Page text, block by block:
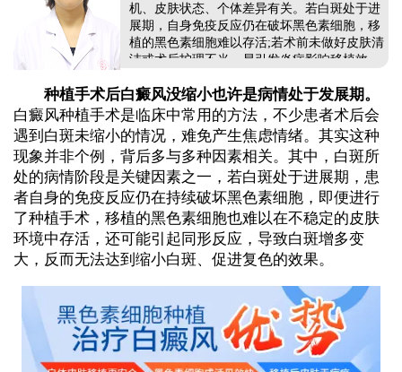
机、皮肤状态、个体差异有关。若白斑处于进
展期，自身免疫反应仍在破坏黑色素细胞，移
植的黑色素细胞难以存活;若术前未做好皮肤清
洁或术后护理不当，易引发炎症影响移植效
不是一蹴而就的，而是循序渐进的好转，需要
耐心等待修复。建议患者及时前往医院就诊，
评估疗效，为后续的治疗、护理指明方向。...
种植手术后白癜风没缩小也许是病情处于发展期。
白癜风种植手术是临床中常用的方法，不少患者术后会
遇到白斑未缩小的情况，难免产生焦虑情绪。其实这种
现象并非个例，背后多与多种因素相关。其中，白斑所
处的病情阶段是关键因素之一，若白斑处于进展期，患
者自身的免疫反应仍在持续破坏黑色素细胞，即便进行
了种植手术，移植的黑色素细胞也难以在不稳定的皮肤
环境中存活，还可能引起同形反应，导致白斑增多变
大，反而无法达到缩小白斑、促进复色的效果。